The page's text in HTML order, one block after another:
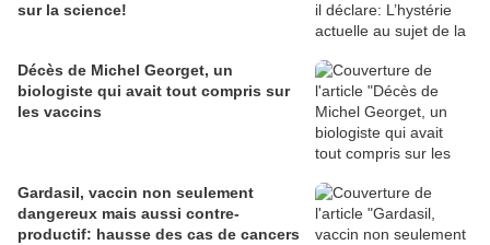
sur la science!
Décès de Michel Georget, un
biologiste qui avait tout compris sur
les vaccins
Gardasil, vaccin non seulement
dangereux mais aussi contre-
productif: hausse des cas de cancers